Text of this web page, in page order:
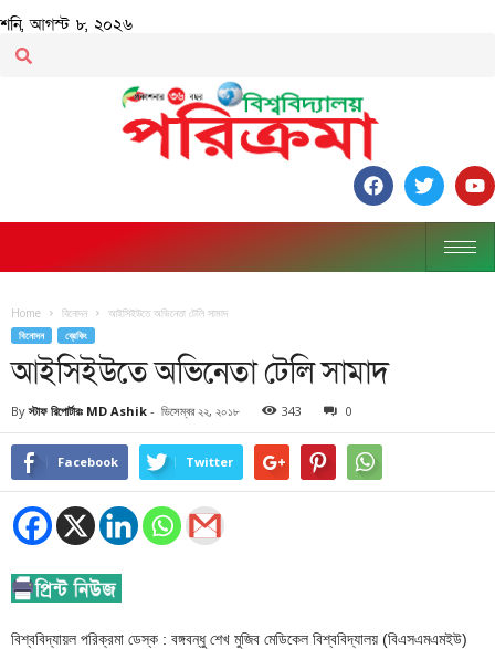
শনি, আগস্ট ৮, ২০২৬
Home বিনোদন আইসিইউতে অভিনেতা টেলি সামাদ
বিনোদন ব্রেকিং
আইসিইউতে অভিনেতা টেলি সামাদ
By স্টাফ রিপোর্টারঃ MD Ashik - ডিসেম্বর ২২, ২০১৮ 343 0
Facebook Twitter
বিশ্ববিদ্যায়ল পরিক্রমা ডেস্ক : বঙ্গবন্ধু শেখ মুজিব মেডিকেল বিশ্ববিদ্যালয় (বিএসএমএমইউ)